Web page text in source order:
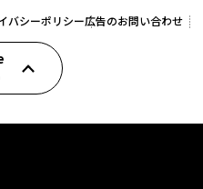
バシーポリシー広告のお問い合わせ